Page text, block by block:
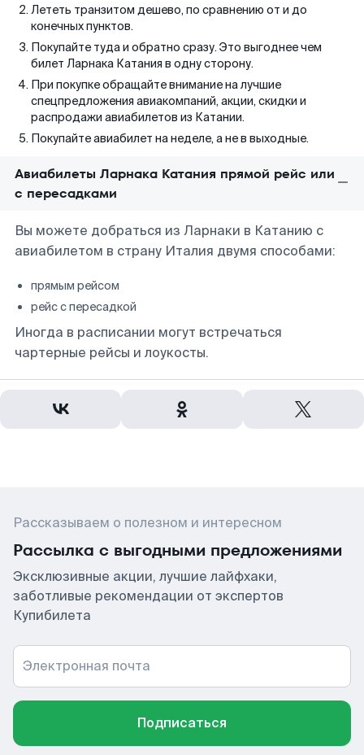
Лететь транзитом дешево, по сравнению от и до
конечных пунктов.
Покупайте туда и обратно сразу. Это выгоднее чем
билет Ларнака Катания в одну сторону.
При покупке обращайте внимание на лучшие
спецпредложения авиакомпаний, акции, скидки и
распродажи авиабилетов из Катании.
Покупайте авиабилет на неделе, а не в выходные.
Авиабилеты Ларнака Катания прямой рейс или
с пересадками
Вы можете добраться из Ларнаки в Катанию с
авиабилетом в страну Италия двумя способами:
прямым рейсом
рейс с пересадкой
Иногда в расписании могут встречаться
чартерные рейсы и лоукосты.
Рассказываем о полезном и интересном
Рассылка с выгодными предложениями
Эксклюзивные акции, лучшие лайфхаки,
заботливые рекомендации от экспертов
Купибилета
Электронная почта
Подписаться